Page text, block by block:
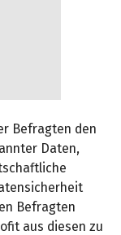
Befragten den
Daten,
Befragten
aus diesen zu